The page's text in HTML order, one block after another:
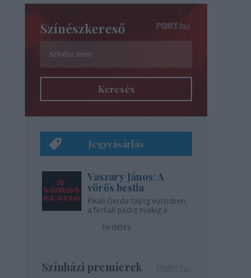
Színészkereső
Keresés
Jegyvásárlás
Vaszary János: A
vörös bestia
Pikali Gerda talpig vörösben,
a férfiak pedig nyakig a
hirdetés
Színházi premierek